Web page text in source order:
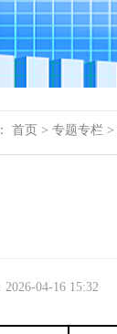
首页 > 专题专栏 >
2026-04-16 15:32